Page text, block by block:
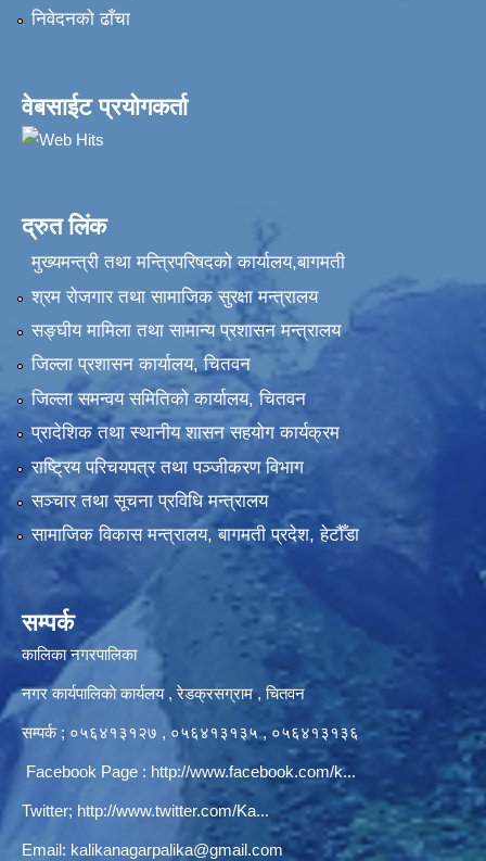
निवेदनकाे ढाँचा
वेबसाईट प्रयोगकर्ता
द्रुत लिंक
मुख्यमन्त्री तथा मन्त्रिपरिषदको कार्यालय,बागमती
श्रम रोजगार तथा सामाजिक सुरक्षा मन्त्रालय
सङ्‍घीय मामिला तथा सामान्य प्रशासन मन्त्रालय
जिल्ला प्रशासन कार्यालय, चितवन
जिल्ला समन्वय समितिको कार्यालय, चितवन
प्रादेशिक तथा स्थानीय शासन सहयोग कार्यक्रम
राष्ट्रिय परिचयपत्र तथा पञ्‍जीकरण विभाग
सञ्‍चार तथा सूचना प्रविधि मन्त्रालय
सामाजिक विकास मन्त्रालय, बागमती प्रदेश, हेटौँडा
सम्पर्क
कालिका नगरपालिका
नगर कार्यपालिकाे कार्यलय‍ , रेडक्रसग्राम , चितवन
सम्पर्क ; ०५६४१३१२७ , ०५६४१३१३५ , ०५६४१३१३६
Facebook Page : http://www.facebook.com/k...
Twitter; http://www.twitter.com/Ka...
Email: kalikanagarpalika@gmail.com